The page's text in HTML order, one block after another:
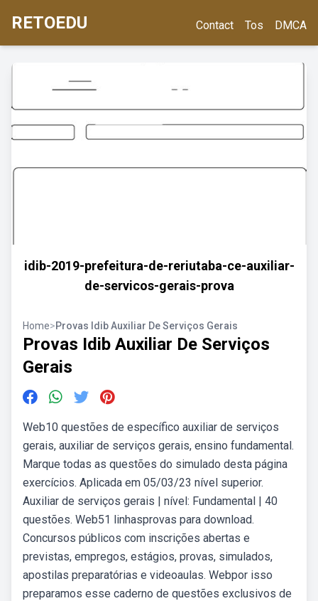
RETOEDU Contact Tos DMCA
idib-2019-prefeitura-de-reriutaba-ce-auxiliar-
de-servicos-gerais-prova
Home>Provas Idib Auxiliar De Serviços Gerais
Provas Idib Auxiliar De Serviços
Gerais
Web10 questões de específico auxiliar de serviços
gerais, auxiliar de serviços gerais, ensino fundamental.
Marque todas as questões do simulado desta página
exercícios. Aplicada em 05/03/23 nível superior.
Auxiliar de serviços gerais | nível: Fundamental | 40
questões. Web51 linhasprovas para download.
Concursos públicos com inscrições abertas e
previstas, empregos, estágios, provas, simulados,
apostilas preparatórias e videoaulas. Webpor isso
preparamos esse caderno de questões exclusivos de